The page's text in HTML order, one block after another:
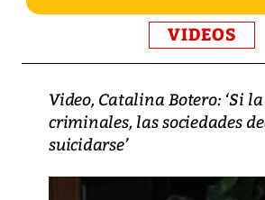
VIDEOS
Video, Catalina Botero: ‘Si
criminales, las sociedades
suicidarse’